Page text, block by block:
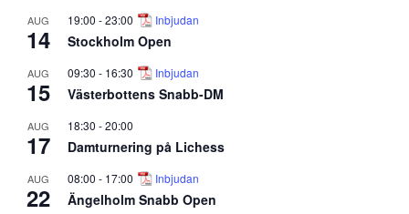
AUG
14
19:00 -23:00 Inbjudan
Stockholm Open
AUG
15
09:30 - 16:30 Inbjudan
Västerbottens Snabb-DM
AUG
17
18:30 -20:00
Damturnering på Lichess
AUG
22
08:00 - 17:00 Inbjudan
Ängelholm Snabb Open